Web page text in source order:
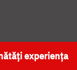
NAȚIONALĂ
experiența